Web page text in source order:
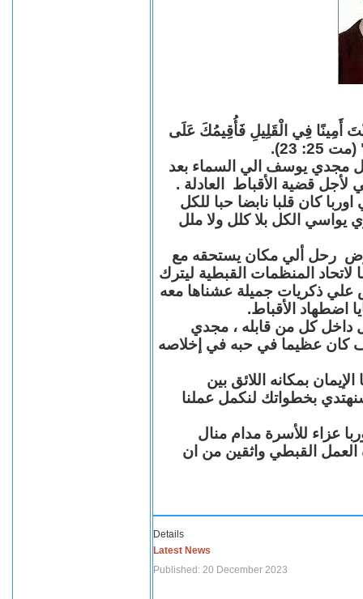
أَمِينًا فِي الْقَلِيلِ فَأُقِيمُكَ عَلَى
23).
مجدي يوسف الي السماء بعد
قضية الأقباط العادلة .
كان قلبا نابضا حبا للكل
يواسي الكل بلا كلل ولا ملل
رحل ألي مكان يستحقه مع
المنظمات القبطية ليترك
علي ذكريات جميلة عشناها معه
اضطهاد الأقباط.
داخل كل من قابله ، مجدي
عظيما في حبه في إخلاصه
بمكانه اللائق بين
بخطواتك لنكمل عملنا
عزاء للأسرة مدام منال
العمل القبطي واثقين من ان
Details
Latest News
Published: 20 December 2023